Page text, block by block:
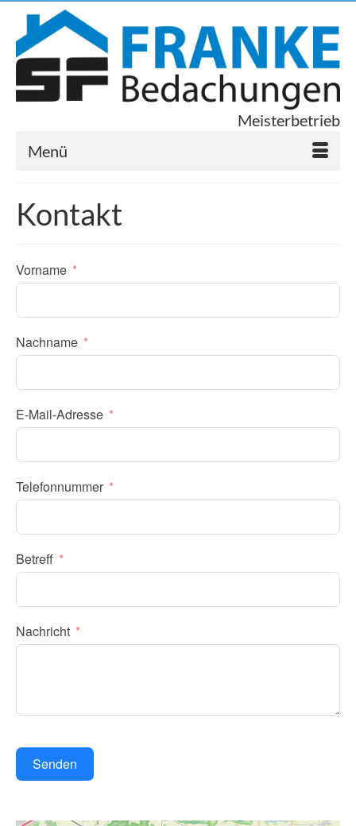
Meisterbetrieb
Menü
Kontakt
Vorname
Nachname
E-Mail-Adresse
Telefonnummer
Betreff
Nachricht
Senden